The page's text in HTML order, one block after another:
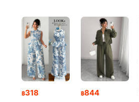
฿318 ฿844